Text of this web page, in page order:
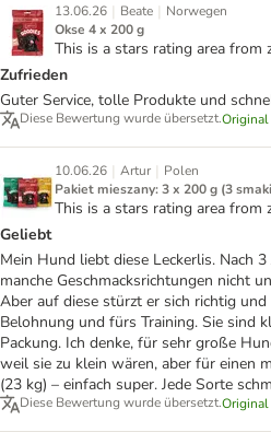
13.06.26 | Beate | Norwegen
Okse 4 x 200 g
This is a stars rating area from
Zufrieden
Guter Service, tolle Produkte und
Diese Bewertung wurde übersetzt.Original
10.06.26 | Artur | Polen
Pakiet mieszany: 3 x 200 g (3
This is a stars rating area from
Geliebt
Mein Hund liebt diese Leckerlis. Nach
manche Geschmacksrichtungen nicht
Aber auf diese stürzt er sich richtig
Belohnung und fürs Training. Sie sind
Packung. Ich denke, für sehr große
weil sie zu klein wären, aber für einen
(23 kg) – einfach super. Jede Sorte
Diese Bewertung wurde übersetzt.Original